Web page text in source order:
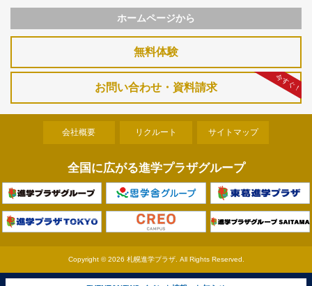
ホームページから
無料体験
今すぐ！
お問い合わせ・資料請求
会社概要 リクルート サイトマップ
全国に広がる進学プラザグループ
Copyright ©2026 札幌進学プラザ. All Rights Reserved.